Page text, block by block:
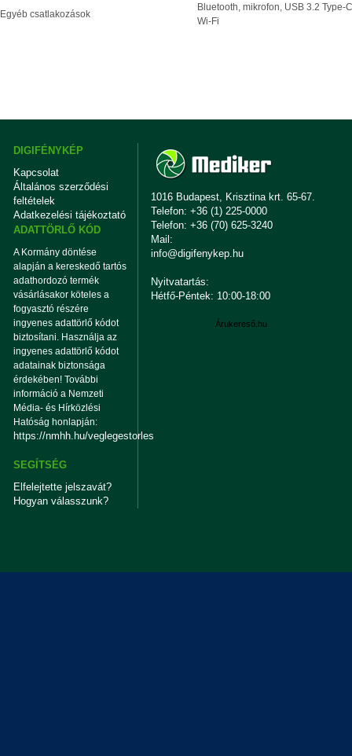
Egyéb csatlakozások
Bluetooth, mikrofon, USB 3.2 Type-
Wi-Fi
DIGIFÉNYKÉP
Kapcsolat
Általános szerződési
feltételek
Adatkezelési tájékoztató
ADATTÖRLŐ KÓD
A Kormány döntése
alapján a kereskedő tartós
adathordozó termék
vásárlásakor köteles a
fogyasztó részére
ingyenes adattörlő kódot
biztosítani. Használja az
ingyenes adattörlő kódot
adatainak biztonsága
érdekében! További
információ a Nemzeti
Média- és Hírközlési
Hatóság honlapján:
https://nmhh.hu/veglegestorles
SEGÍTSÉG
Elfelejtette jelszavát?
Hogyan válasszunk?
1016 Budapest, Krisztina krt. 65-67.
Telefon: +36 (1) 225-0000
Telefon: +36 (70) 625-3240
Mail:
info@digifenykep.hu
Nyitvatartás:
Hétfő-Péntek: 10:00-18:00
Árukereső.hu